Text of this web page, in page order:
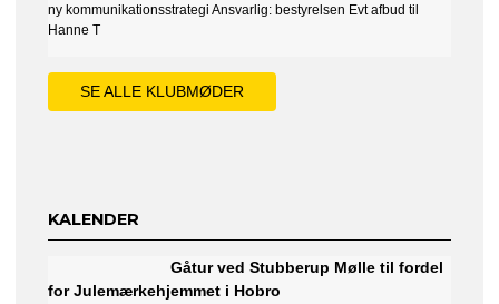
ny kommunikationsstrategi Ansvarlig: bestyrelsen Evt afbud til
Hanne T
SE ALLE KLUBMØDER
KALENDER
Gåtur ved Stubberup Mølle til fordel
for Julemærkehjemmet i Hobro